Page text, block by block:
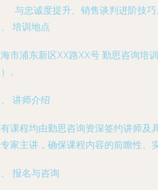
与忠诚度提升、销售谈判进阶技巧
培训地点
市浦东新区XX路XX号 勤思咨询培
。
讲师介绍
课程均由勤思咨询资深签约讲师及
家主讲，确保课程内容的前瞻性、
报名与咨询